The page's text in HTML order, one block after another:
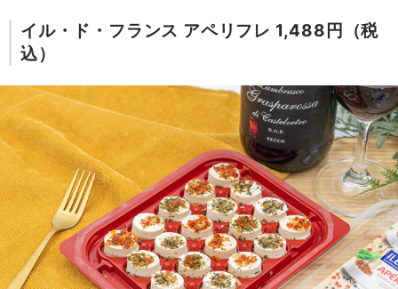
イル・ド・フランス アペリフレ 1,488円（税
込）